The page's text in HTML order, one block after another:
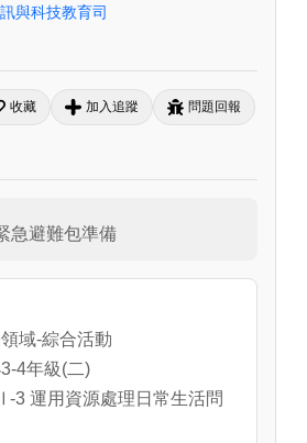
與科技教育司
收藏 加入追蹤 問題回報
急避難包準備
域-綜合活動
4年級(二)
3 運用資源處理日常生活問